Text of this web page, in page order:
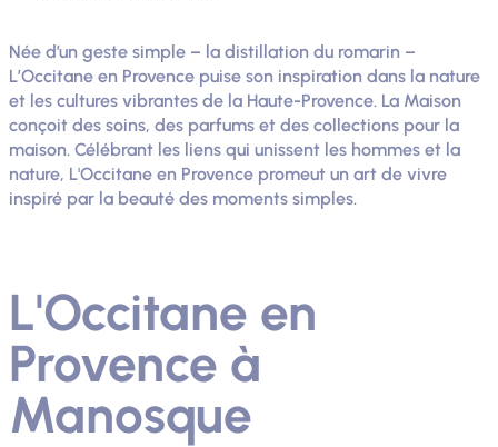
Née d’un geste simple – la distillation du romarin –
L’Occitane en Provence puise son inspiration dans la nature
et les cultures vibrantes de la Haute-Provence. La Maison
conçoit des soins, des parfums et des collections pour la
maison. Célébrant les liens qui unissent les hommes et la
nature, L'Occitane en Provence promeut un art de vivre
inspiré par la beauté des moments simples.
L'Occitane en
Provence à
Manosque